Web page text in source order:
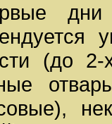
дни
(до